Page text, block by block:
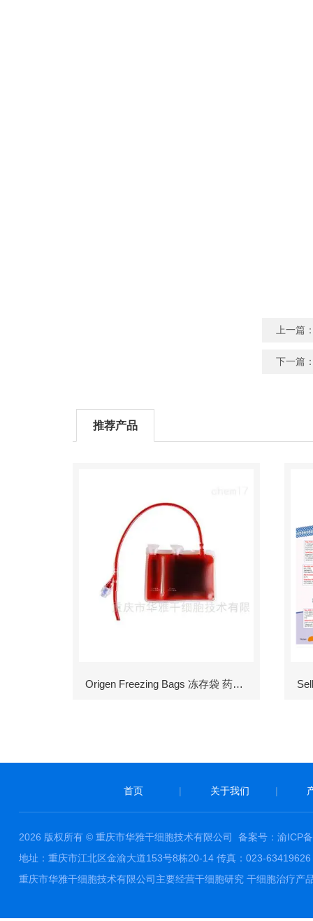
上一篇
下一篇
推荐产品
Origen Freezing Bags 冻存袋 药包材
首页 | 关于我们 |
2026 版权所有 © 重庆市华雅干细胞技术有限公司 备案号：渝ICP
地址：重庆市江北区金渝大道153号8栋20-14 传真：023-
重庆市华雅干细胞技术有限公司主要经营干细胞研究 干细胞治疗产